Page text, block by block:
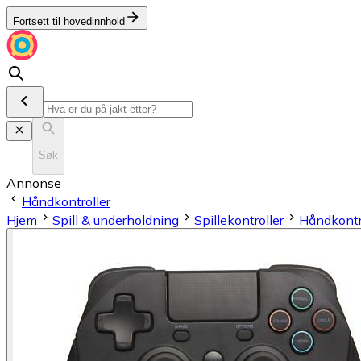
Fortsett til hovedinnhold
Søk
Annonse
Håndkontroller
Hjem
Spill & underholdning Spillekontroller